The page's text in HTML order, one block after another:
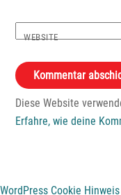
WEBSITE
Diese Website
Erfahre, wie deine
WordPress Cookie